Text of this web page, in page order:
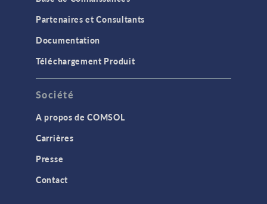
Partenaires et Consultants
Documentation
Téléchargement Produit
Société
A propos de COMSOL
Carrières
Presse
Contact